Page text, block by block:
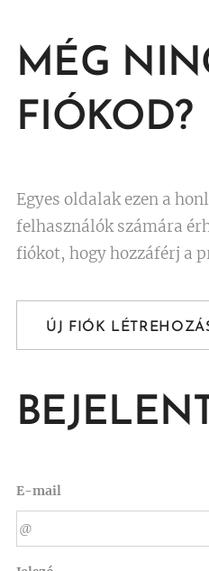
MÉG
FIÓKOD?
Egyes oldalak ezen a
felhasználók számára
fiókot, hogy hozzáférj a
ÚJ FIÓK
E-mail